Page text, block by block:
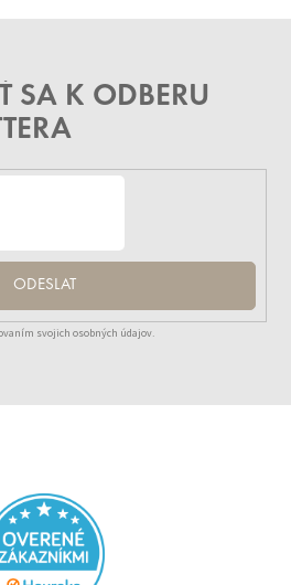
SA K ODBERU
ODESLAT
svojich osobných údajov.